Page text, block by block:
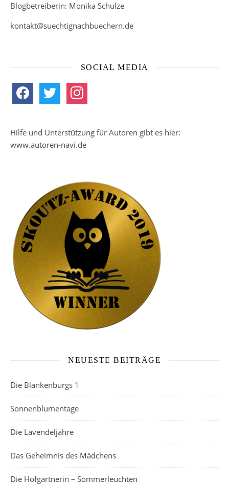
Blogbetreiberin: Monika Schulze
kontakt@suechtignachbuechern.de
SOCIAL MEDIA
facebook twitter instagram
Hilfe und Unterstützung für Autoren gibt es hier:
www.autoren-navi.de
NEUESTE BEITRÄGE
Die Blankenburgs 1
Sonnenblumentage
Die Lavendeljahre
Das Geheimnis des Mädchens
Die Hofgärtnerin – Sommerleuchten